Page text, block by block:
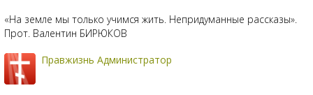
«На земле мы только учимся жить. Непридуманные рассказы».
Прот. Валентин БИРЮКОВ
Правжизнь Администратор